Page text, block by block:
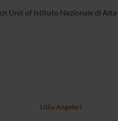
Unit of Istituto Nazionale di Alta
Lidia Angeleri